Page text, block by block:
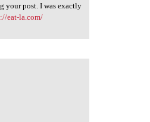
your post. I was exactly
eat-la.com/